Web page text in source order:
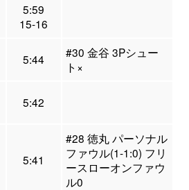
5:59
15-16
5:44
#30 金谷 3Pシュー
ト×
5:42
5:41
#28 徳丸 パーソナル
ファウル(1-1:0) フリ
ースローオンファウ
ル0